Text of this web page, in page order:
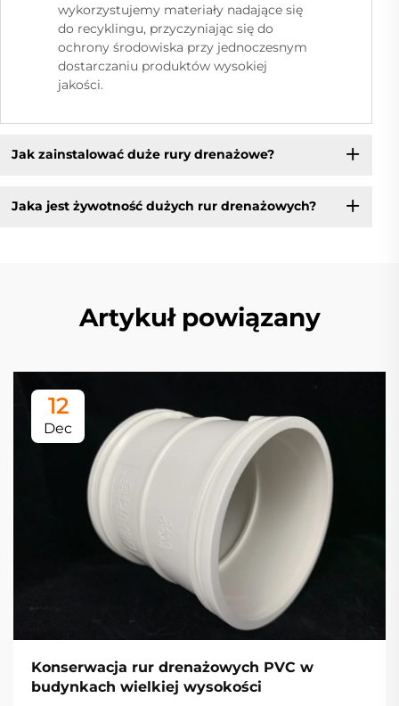
wykorzystujemy materiały nadające się
do recyklingu, przyczyniając się do
ochrony środowiska przy jednoczesnym
dostarczaniu produktów wysokiej
jakości.
Jak zainstalować duże rury drenażowe?
Jaka jest żywotność dużych rur drenażowych?
Artykuł powiązany
12
Dec
Konserwacja rur drenażowych PVC w
budynkach wielkiej wysokości